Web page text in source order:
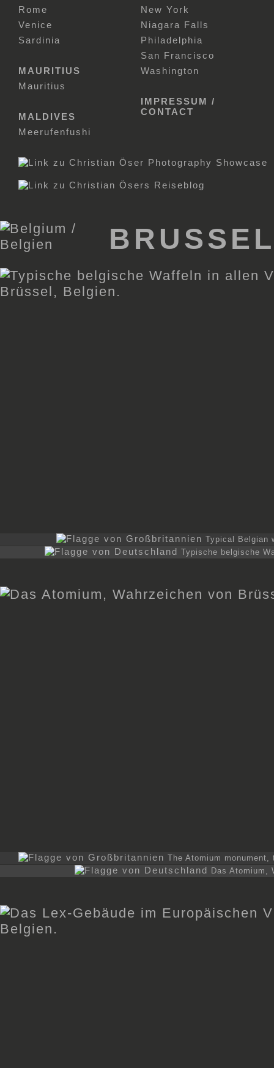
Rome
Venice
Sardinia
MAURITIUS
Mauritius
MALDIVES
Meerufenfushi
New York
Niagara Falls
Philadelphia
San Francisco
Washington
IMPRESSUM /
CONTACT
Typical Belgian
Typische belgische
The Atomium
Das Atomium,